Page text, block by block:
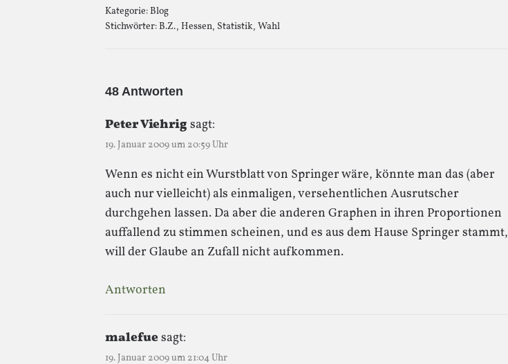
Kategorie:Blog
Stichwörter:B.Z., Hessen, Statistik, Wahl
48 Antworten
Peter Viehrigsagt:
19. Januar 2009 um 20:59 Uhr
Wenn es nicht ein Wurstblatt von Springer wäre, könnte man das (aber
auch nur vielleicht) als einmaligen, versehentlichen Ausrutscher
durchgehen lassen. Da aber die anderen Graphen in ihren Proportionen
auffallend zu stimmen scheinen, und es aus dem Hause Springer stammt,
will der Glaube an Zufall nicht aufkommen.
Antworten
malefuesagt:
19. Januar 2009 um 21:04 Uhr